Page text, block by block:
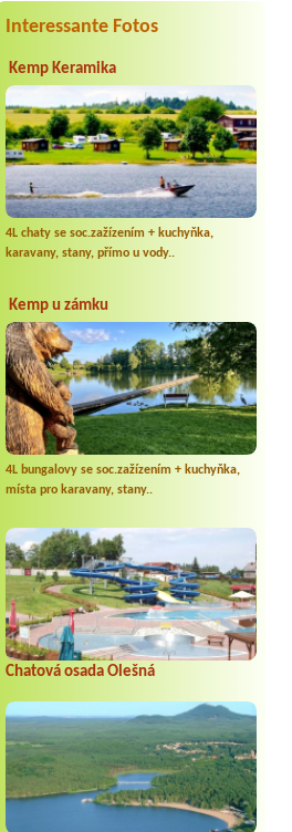
Interessante Fotos
Kemp Keramika
4L chaty se soc.zažízením + kuchyňka,
karavany, stany, přímo u vody..
Kemp u zámku
4L bungalovy se soc.zažízením + kuchyňka,
místa pro karavany, stany..
Chatová osada Olešná